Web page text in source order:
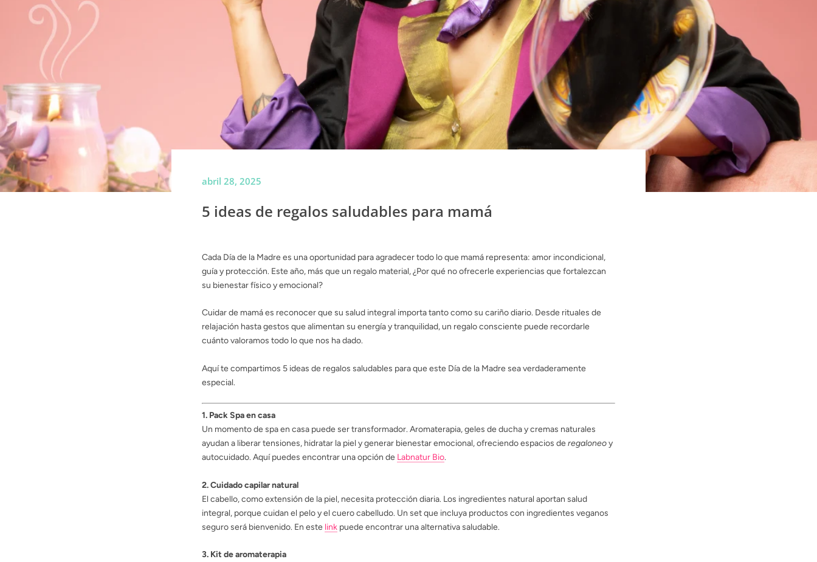
abril 28, 2025
5 ideas de regalos saludables para mamá
Cada Día de la Madre es una oportunidad para agradecer todo lo que mamá representa: amor incondicional,
guía y protección. Este año, más que un regalo material, ¿Por qué no ofrecerle experiencias que fortalezcan
su bienestar físico y emocional?
Cuidar de mamá es reconocer que su salud integral importa tanto como su cariño diario. Desde rituales de
relajación hasta gestos que alimentan su energía y tranquilidad, un regalo consciente puede recordarle
cuánto valoramos todo lo que nos ha dado.
Aquí te compartimos 5 ideas de regalos saludables para que este Día de la Madre sea verdaderamente
especial.
1. Pack Spa en casa
Un momento de spa en casa puede ser transformador. Aromaterapia, geles de ducha y cremas naturales
ayudan a liberar tensiones, hidratar la piel y generar bienestar emocional, ofreciendo espacios de regaloneoy
autocuidado. Aquí puedes encontrar una opción de Labnatur Bio.
2. Cuidado capilar natural
El cabello, como extensión de la piel, necesita protección diaria. Los ingredientes natural aportan salud
integral, porque cuidan el pelo y el cuero cabelludo. Un set que incluya productos con ingredientes veganos
seguro será bienvenido. En este link puede encontrar una alternativa saludable.
3. Kit de aromaterapia